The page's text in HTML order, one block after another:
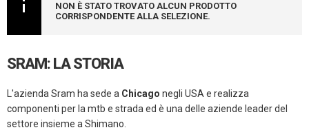
NON È STATO TROVATO ALCUN PRODOTTO
CORRISPONDENTE ALLA SELEZIONE.
SRAM: LA STORIA
L'azienda Sram ha sede a Chicago negli USA e realizza
componenti per la mtb e strada ed è una delle aziende leader del
settore insieme a Shimano.